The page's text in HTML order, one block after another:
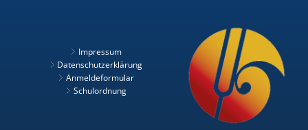
Impressum
Datenschutzerklärung
Anmeldeformular
Schulordnung